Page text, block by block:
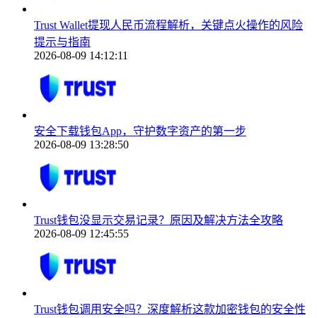
Trust Wallet提现人民币流程解析，关键点火操作的风险
提示与指南
2026-08-09 14:12:11
安全下载钱包App，守护数字资产的第一步
2026-08-09 13:28:50
Trust钱包没显示交易记录？原因及解决方法全攻略
2026-08-09 12:45:55
Trust钱包调用安全吗？深度解析这款加密钱包的安全性